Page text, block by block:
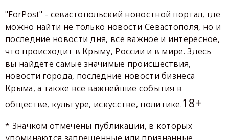
"ForPost" - севастопольский новостной портал, где
можно найти не только новости Севастополя, но и
последние новости дня, все важное и интересное,
что происходит в Крыму, России и в мире. Здесь
вы найдете самые значимые происшествия,
новости города, последние новости бизнеса
Крыма, а также все важнейшие события в
обществе, культуре, искусстве, политике.18+
* Значком отмечены публикации, в которых
упоминаются запрещенные или признанные